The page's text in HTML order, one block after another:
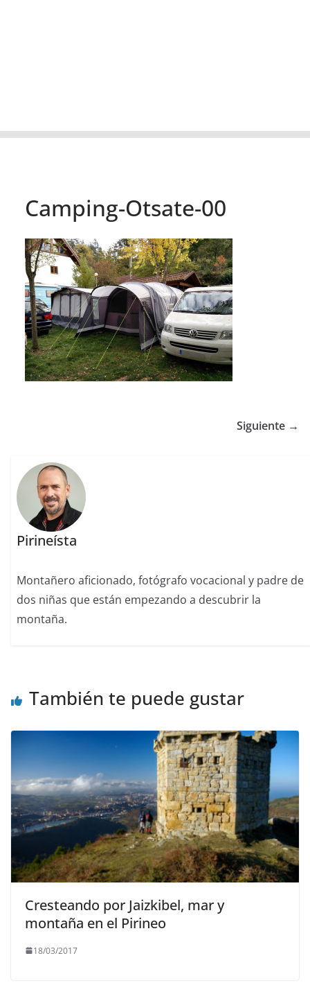
Camping-Otsate-00
Siguiente →
Pirineísta
Montañero aficionado, fotógrafo vocacional y padre de
dos niñas que están empezando a descubrir la
montaña.
También te puede gustar
Cresteando por Jaizkibel, mar y
montaña en el Pirineo
18/03/2017